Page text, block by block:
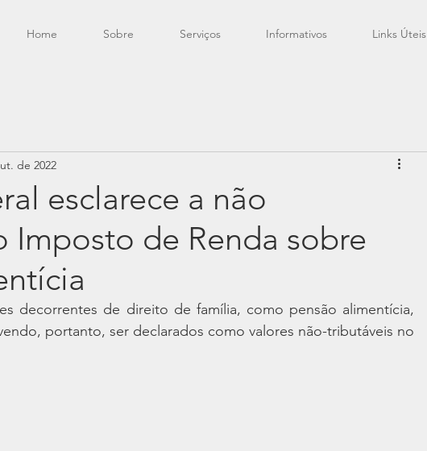
Home Sobre Serviços Informativos Links Úteis
esclarece a não
Imposto de Renda sobre
de 2022
decorrentes de direito de família, como pensão alimentícia,
portanto, ser declarados como valores não-tributáveis no